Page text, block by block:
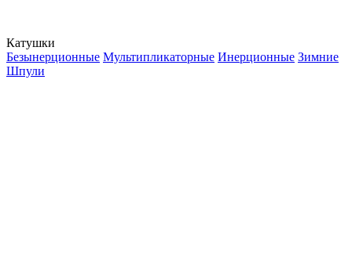
Катушки
Безынерционные Мультипликаторные Инерционные Зимние
Шпули